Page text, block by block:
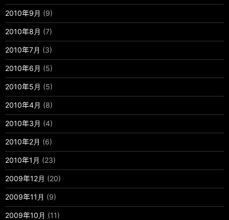
2010年9月 (9)
2010年8月 (7)
2010年7月 (3)
2010年6月 (5)
2010年5月 (5)
2010年4月 (8)
2010年3月 (4)
2010年2月 (6)
2010年1月 (23)
2009年12月 (20)
2009年11月 (9)
2009年10月 (11)